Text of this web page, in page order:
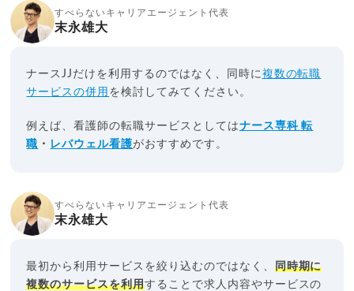
すべらないキャリアエージェント代表
末永雄大
ナースJJだけを利用するのではなく、同時に 複数の転職
サービスの併用 を検討してみてください。
例えば、看護師の転職サービスとしてはナース専科 転
職 ・ レバウェル看護がおすすめです。
すべらないキャリアエージェント代表
末永雄大
最初から利用サービスを絞り込むのではなく、 同時期に
複数のサービスを利用することで求人内容やサービスの